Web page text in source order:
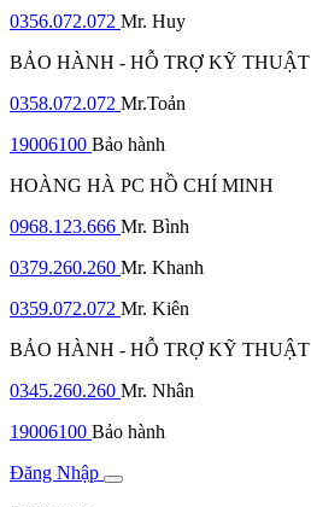
0356.072.072 Mr. Huy
BẢO HÀNH - HỖ TRỢ KỸ THUẬT
0358.072.072 Mr.Toản
19006100 Bảo hành
HOÀNG HÀ PC HỒ CHÍ MINH
0968.123.666 Mr. Bình
0379.260.260 Mr. Khanh
0359.072.072 Mr. Kiên
BẢO HÀNH - HỖ TRỢ KỸ THUẬT
0345.260.260 Mr. Nhân
19006100 Bảo hành
Đăng Nhập